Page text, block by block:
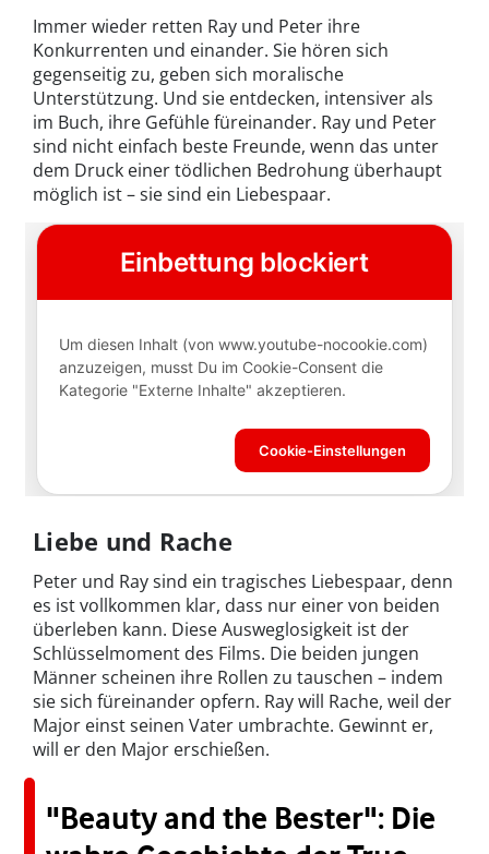
Immer wieder retten Ray und Peter ihre
Konkurrenten und einander. Sie hören sich
gegenseitig zu, geben sich moralische
Unterstützung. Und sie entdecken, intensiver als
im Buch, ihre Gefühle füreinander. Ray und Peter
sind nicht einfach beste Freunde, wenn das unter
dem Druck einer tödlichen Bedrohung überhaupt
möglich ist – sie sind ein Liebespaar.
Liebe und Rache
Peter und Ray sind ein tragisches Liebespaar, denn
es ist vollkommen klar, dass nur einer von beiden
überleben kann. Diese Ausweglosigkeit ist der
Schlüsselmoment des Films. Die beiden jungen
Männer scheinen ihre Rollen zu tauschen – indem
sie sich füreinander opfern. Ray will Rache, weil der
Major einst seinen Vater umbrachte. Gewinnt er,
will er den Major erschießen.
"Beauty and the Bester": Die